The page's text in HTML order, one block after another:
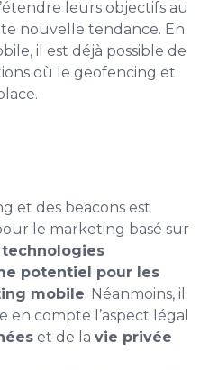
leurs objectifs au
nouvelle tendance. En
il est déjà possible de
où le geofencing et
et des beacons est
le marketing basé sur
technologies
potentiel pour les
mobile. Néanmoins, il
compte l’aspect légal
et de la vie privée